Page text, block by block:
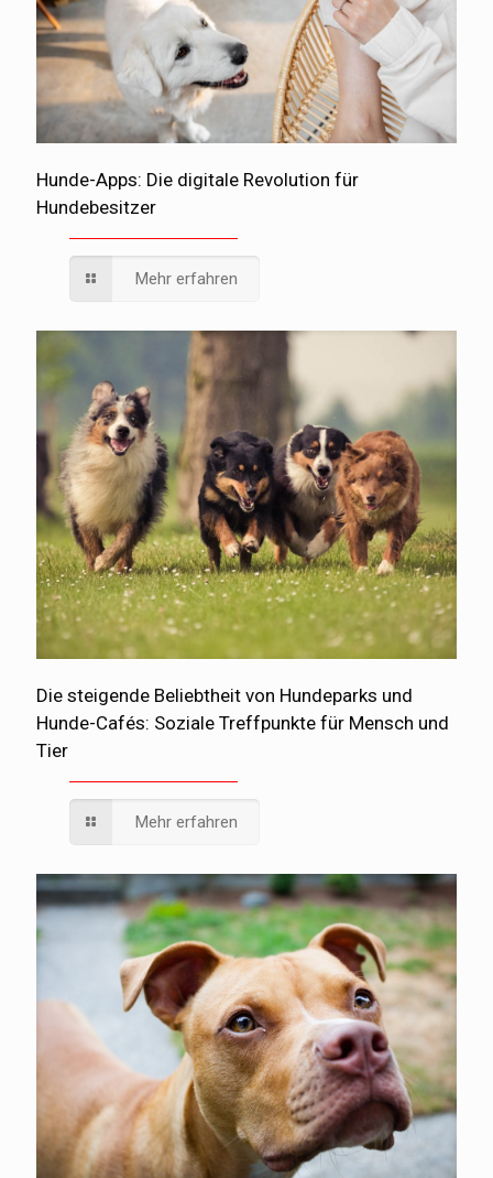
Hunde-Apps: Die digitale Revolution für
Hundebesitzer
Mehr erfahren
Die steigende Beliebtheit von Hundeparks und
Hunde-Cafés: Soziale Treffpunkte für Mensch und
Tier
Mehr erfahren